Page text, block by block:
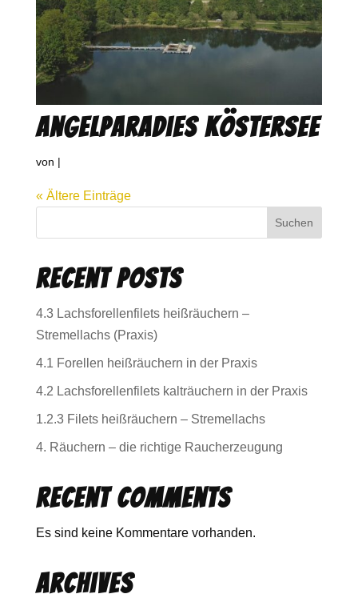
Angelparadies Köstersee
von |
« Ältere Einträge
Suchen
Recent Posts
4.3 Lachsforellenfilets heißräuchern –
Stremellachs (Praxis)
4.1 Forellen heißräuchern in der Praxis
4.2 Lachsforellenfilets kalträuchern in der Praxis
1.2.3 Filets heißräuchern – Stremellachs
4. Räuchern – die richtige Raucherzeugung
Recent Comments
Es sind keine Kommentare vorhanden.
Archives